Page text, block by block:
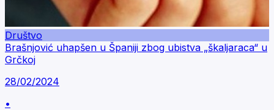
Društvo
Brašnjović uhapšen u Španiji zbog ubistva „škaljaraca“ u
Grčkoj
28/02/2024
•